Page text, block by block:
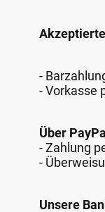
-
- Vorkasse
Über
- Zahlung
-
Unsere